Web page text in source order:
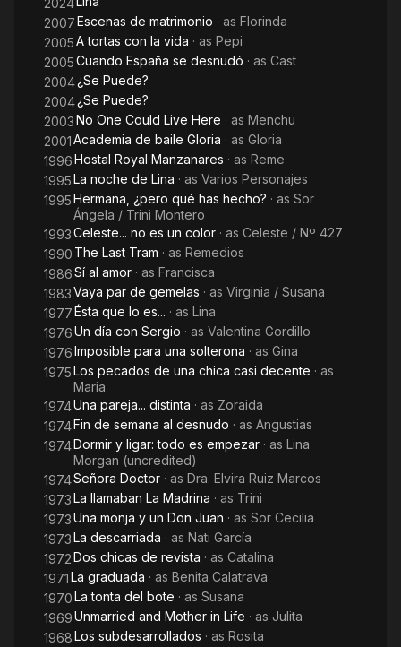
novio, Hostal Royal Manzanares y Academia de baile Gloria.
Entre otros premios, consiguió el Fotogramas de Plata, 3 TP
de Oro, el Premio Ondas, la Gran Cruz de la Orden del Dos de
Mayo, la Medalla de Oro al mérito en el Trabajo y la Medalla
de Oro al mérito en las Bellas Artes.
La actriz fue arrendataria del Teatro La Latina desde 1978, y
su propietaria desde 1983 hasta 2010; en él programó sus
obras más importantes.
2024
2007Escenas de matrimonio · as Florinda
2005A tortas con la vida · as Pepi
2005Cuando España se desnudó · as Cast
2004¿Se Puede?
2004¿Se Puede?
2003No One Could Live Here · as Menchu
2001Academia de baile Gloria · as Gloria
1996Hostal Royal Manzanares · as Reme
1995La noche de Lina · as Varios Personajes
1995Hermana, ¿pero qué has hecho? · as Sor
Ángela / Trini Montero
1993Celeste... no es un color · as Celeste / Nº 427
1990 The Last Tram · as Remedios
1986Sí al amor · as Francisca
1983Vaya par de gemelas · as Virginia / Susana
1977Ésta que lo es... · as Lina
1976Un día con Sergio · as Valentina Gordillo
1976Imposible para una solterona · as Gina
1975Los pecados de una chica casi decente · as
Maria
1974Una pareja... distinta · as Zoraida
1974Fin de semana al desnudo · as Angustias
1974Dormir y ligar: todo es empezar · as Lina
Morgan (uncredited)
1974Señora Doctor · as Dra. Elvira Ruiz Marcos
1973La llamaban La Madrina · as Trini
1973Una monja y un Don Juan · as Sor Cecilia
1973La descarriada · as Nati García
1972Dos chicas de revista · as Catalina
1971La graduada · as Benita Calatrava
1970La tonta del bote · as Susana
1969Unmarried and Mother in Life · as Julita
1968Los subdesarrollados · as Rosita